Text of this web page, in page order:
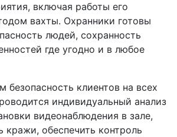
включая работы его
вахты. Охранники готовы
людей, сохранность
где угодно и в любое
безопасность клиентов на всех
индивидуальный анализ
видеонаблюдения в зале,
кражи, обеспечить контроль